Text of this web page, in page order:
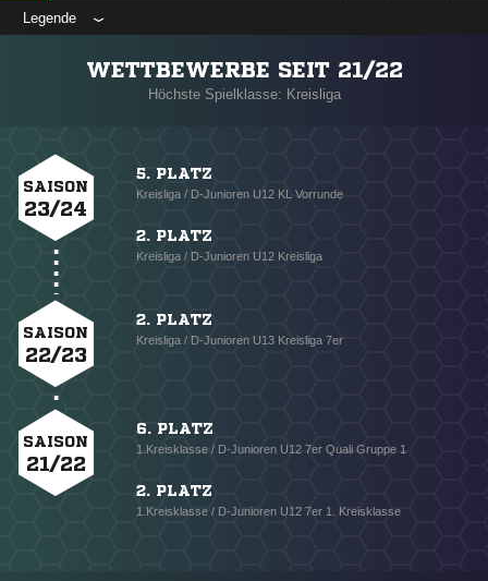
Legende
WETTBEWERBE SEIT 21/22
Höchste Spielklasse: Kreisliga
SAISON
23/24
5. PLATZ
Kreisliga / D-Junioren U12 KL Vorrunde
2. PLATZ
Kreisliga / D-Junioren U12 Kreisliga
SAISON
22/23
2. PLATZ
Kreisliga / D-Junioren U13 Kreisliga 7er
SAISON
21/22
6. PLATZ
1.Kreisklasse / D-Junioren U12 7er Quali Gruppe 1
2. PLATZ
1.Kreisklasse / D-Junioren U12 7er 1. Kreisklasse